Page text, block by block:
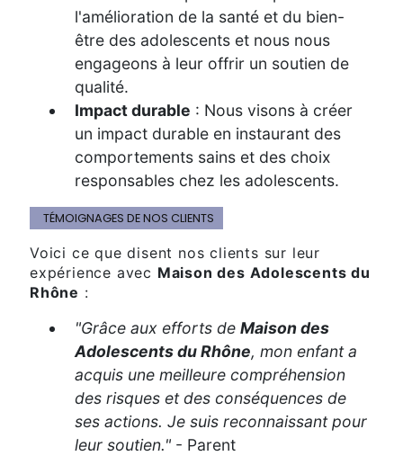
l'amélioration de la santé et du bien-
être des adolescents et nous nous
engageons à leur offrir un soutien de
qualité.
Impact durable : Nous visons à créer
un impact durable en instaurant des
comportements sains et des choix
responsables chez les adolescents.
TÉMOIGNAGES DE NOS CLIENTS
Voici ce que disent nos clients sur leur
expérience avec Maison des Adolescents du
Rhône :
"Grâce aux efforts de Maison des
Adolescents du Rhône, mon enfant a
acquis une meilleure compréhension
des risques et des conséquences de
ses actions. Je suis reconnaissant pour
leur soutien." - Parent